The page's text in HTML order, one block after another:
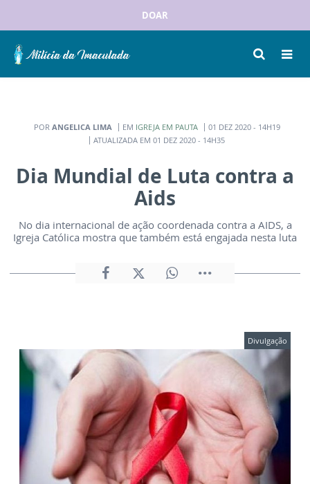
DOAR
POR ANGELICA LIMA EM IGREJA EM PAUTA
01 DEZ 2020 - 14H19
ATUALIZADA EM 01 DEZ 2020 - 14H35
Dia Mundial de Luta contra a
Aids
No dia internacional de ação coordenada contra a AIDS, a
Igreja Católica mostra que também está engajada nesta luta
Divulgação